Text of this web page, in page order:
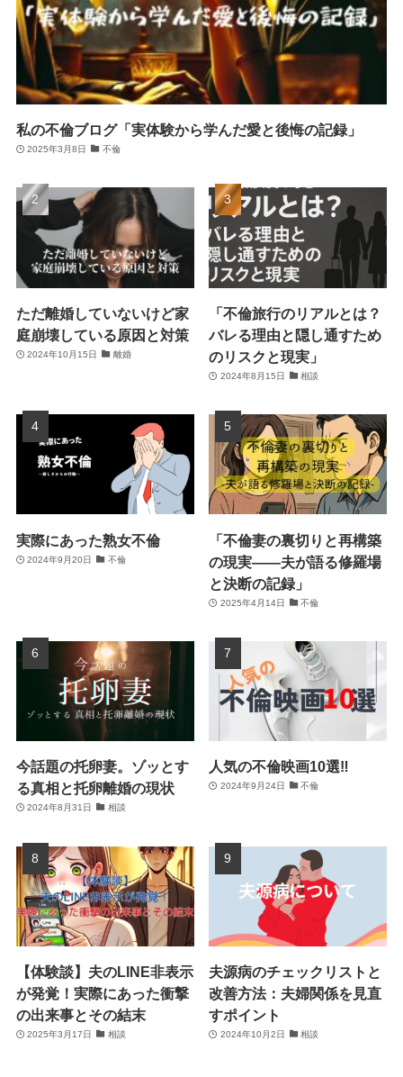
私の不倫ブログ「実体験から学んだ愛と後悔の記録」
2025年3月8日 不倫
ただ離婚していないけど家
庭崩壊している原因と対策
2024年10月15日 離婚
「不倫旅行のリアルとは？
バレる理由と隠し通すため
のリスクと現実」
2024年8月15日 相談
実際にあった熟女不倫
2024年9月20日 不倫
「不倫妻の裏切りと再構築
の現実――夫が語る修羅場
と決断の記録」
2025年4月14日 不倫
今話題の托卵妻。ゾッとす
る真相と托卵離婚の現状
2024年8月31日 相談
人気の不倫映画10選‼
2024年9月24日 不倫
【体験談】夫のLINE非表示
が発覚！実際にあった衝撃
の出来事とその結末
2025年3月17日 相談
夫源病のチェックリストと
改善方法：夫婦関係を見直
すポイント
2024年10月2日 相談